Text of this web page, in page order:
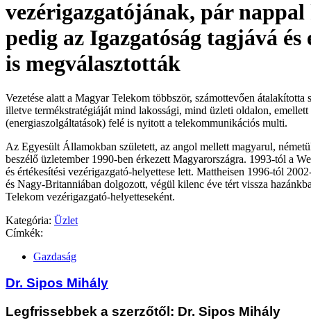
vezérigazgatójának, pár nappal
pedig az Igazgatóság tagjává és
is megválasztották
Vezetése alatt a Magyar Telekom többször, számottevően átalakította
illetve termékstratégiáját mind lakossági, mind üzleti oldalon,
(energiaszolgáltatások) felé is nyitott a telekommunikációs multi.
Az Egyesült Államokban született, az angol mellett magyarul,
beszélő üzletember 1990-ben érkezett Magyarországra. 1993-tól a
és értékesítési vezérigazgató-helyettese lett. Mattheisen 1996-tól
és Nagy-Britanniában dolgozott, végül kilenc éve tért vissza
Telekom vezérigazgató-helyetteseként.
Kategória: Üzlet
Címkék:
Gazdaság
Dr. Sipos Mihály
Legfrissebbek a szerzőtől: Dr. Sipos Mihály